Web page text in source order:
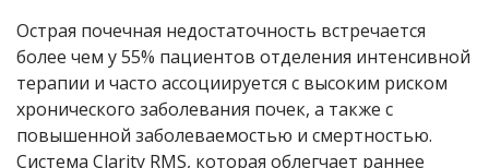
Острая почечная недостаточность встречается
более чем у 55% пациентов отделения интенсивной
терапии и часто ассоциируется с высоким риском
хронического заболевания почек, а также с
повышенной заболеваемостью и смертностью.
Система Clarity RMS, которая облегчает раннее